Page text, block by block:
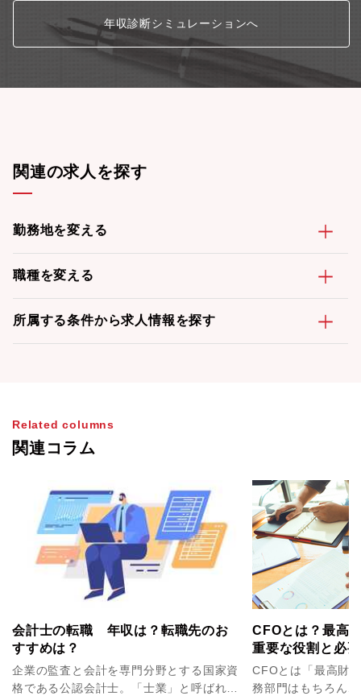
年収診断シミュレーションへ
関連の求人を探す
勤務地を変える
職種を変える
所属する条件から求人情報を探す
Related columns
関連コラム
会計士の転職 年収は？転職先のお
すすめは？
企業の監査と会計を専門分野とする国家資
格である公認会計士。「士業」と呼ばれ、
CFOとは？最高
重要な役割と必
【ハイクラス転
CFOとは「最高財
務部門はもちろん